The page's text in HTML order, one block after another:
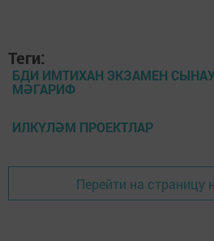
Теги:
БДИ ИМТИХАН ЭКЗАМЕН
МӘГАРИФ
ИЛКҮЛӘМ ПРОЕКТЛАР
Перейти на страницу